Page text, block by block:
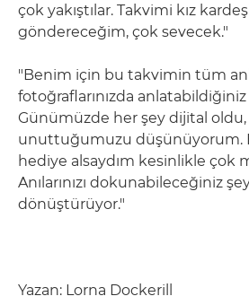
çok yakıştılar. Takvimi kız
göndereceğim, çok sevecek."
"Benim için bu takvimin tüm
fotoğraflarınızda anlatabildiğiniz
Günümüzde her şey dijital oldu,
unuttuğumuzu düşünüyorum.
hediye alsaydım kesinlikle çok
Anılarınızı dokunabileceğiniz
dönüştürüyor."
Yazan: Lorna Dockerill